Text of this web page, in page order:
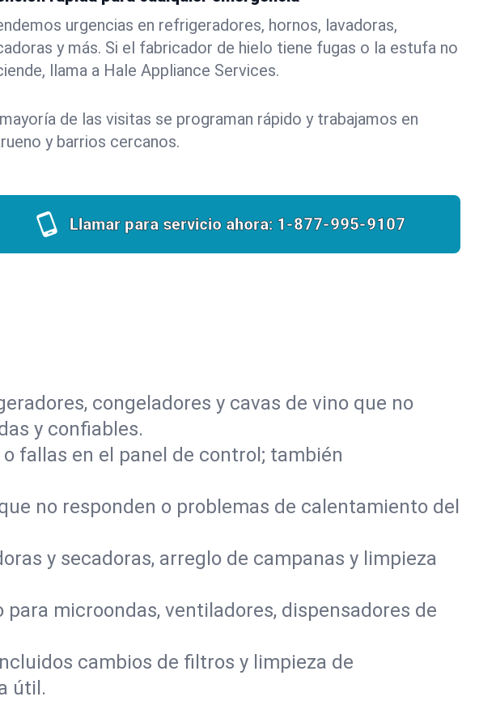
urgencias en refrigeradores, hornos, lavadoras,
y más. Si el fabricador de hielo tiene fugas o la estufa no
llama a Hale Appliance Services.
de las visitas se programan rápido y trabajamos en
y barrios cercanos.
Llamar para servicio ahora: 1-877-995-9107
congeladores y cavas de vino que no
y confiables.
fallas en el panel de control; también
no responden o problemas de calentamiento del
y secadoras, arreglo de campanas y limpieza
para microondas, ventiladores, dispensadores de
cambios de filtros y limpieza de
útil.